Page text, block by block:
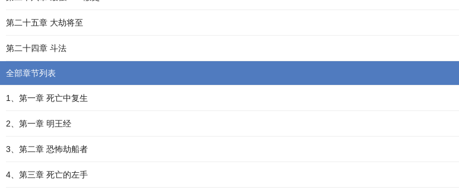
第二十五章 大劫将至
第二十四章 斗法
全部章节列表
1、第一章 死亡中复生
2、第一章 明王经
3、第二章 恐怖劫船者
4、第三章 死亡的左手